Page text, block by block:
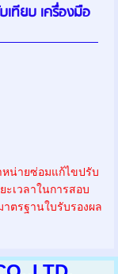
ทียบ เครื่องมือ
หน่ายซ่อมแก้ไขปรับ
ะเวลาในการสอบ
าตรฐานใบรับรองผล